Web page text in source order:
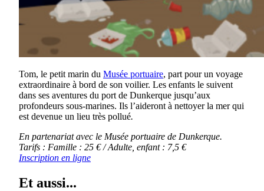
Tom, le petit marin du Musée portuaire, part pour un voyage
extraordinaire à bord de son voilier. Les enfants le suivent
dans ses aventures du port de Dunkerque jusqu’aux
profondeurs sous-marines. Ils l’aideront à nettoyer la mer qui
est devenue un lieu très pollué.
En partenariat avec le Musée portuaire de Dunkerque.
Tarifs : Famille : 25 € / Adulte, enfant : 7,5 €
Inscription en ligne
Et aussi...